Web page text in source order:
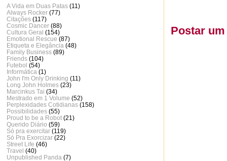
Postar
A Vida em Duas Patas (11)
Always Rocker (77)
Citações (117)
Cosmic Dancer (88)
Cultura Geral (154)
Emotional Rescue (87)
Etiqueta e Elegância (48)
Family Business (89)
Friends (104)
Futebol (54)
Informática (1)
John I'm Only Drinking (11)
Long John Holmes (23)
Marcinkus Tai (34)
Mestrado em 1 Volume (52)
Perplexidades Cotidianas (158)
Possibilidades (55)
Proud to be a Robot (21)
Querido Diário (59)
Só pra exercitar (119)
Só Pra Exorcizar (22)
Street Life (46)
Travel (40)
Unpublished Panda (7)